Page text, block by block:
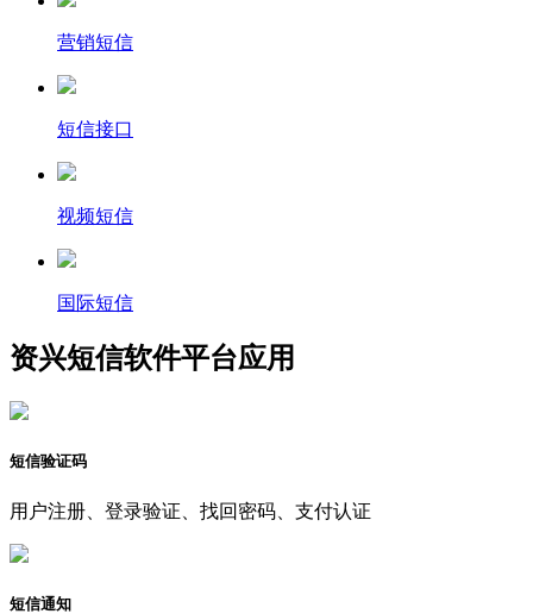
营销短信
短信接口
视频短信
国际短信
资兴短信软件平台应用
短信验证码
用户注册、登录验证、找回密码、支付认证
短信通知